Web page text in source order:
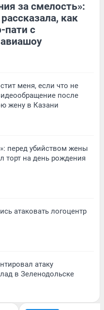
за смелость»:
как
пати с
меня, если что не
после
жену в Казани
перед убийством жены
торт на день рождения
атаковать логоцентр
атаку
в Зеленодольске